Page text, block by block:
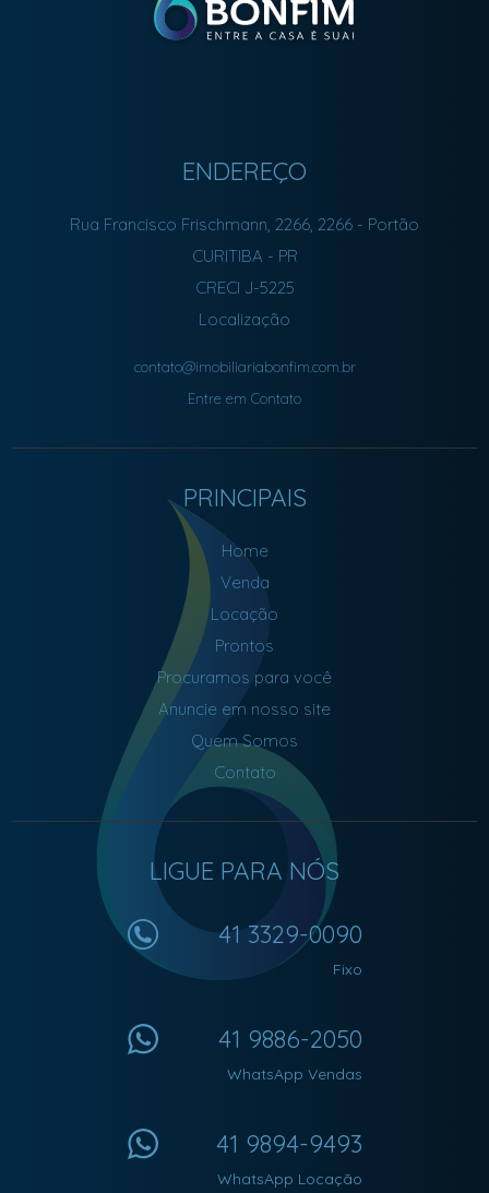
ENDEREÇO
Rua Francisco Frischmann, 2266, 2266 - Portão
CURITIBA - PR
CRECI J-5225
Localização
contato@imobiliariabonfim.com.br
Entre em Contato
PRINCIPAIS
Home
Venda
Locação
Prontos
Procuramos para você
Anuncie em nosso site
Quem Somos
Contato
LIGUE PARA NÓS
41 3329-0090
Fixo
41 9886-2050
WhatsApp Vendas
41 9894-9493
WhatsApp Locação